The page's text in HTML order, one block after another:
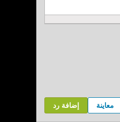
إضافة رد معاينة